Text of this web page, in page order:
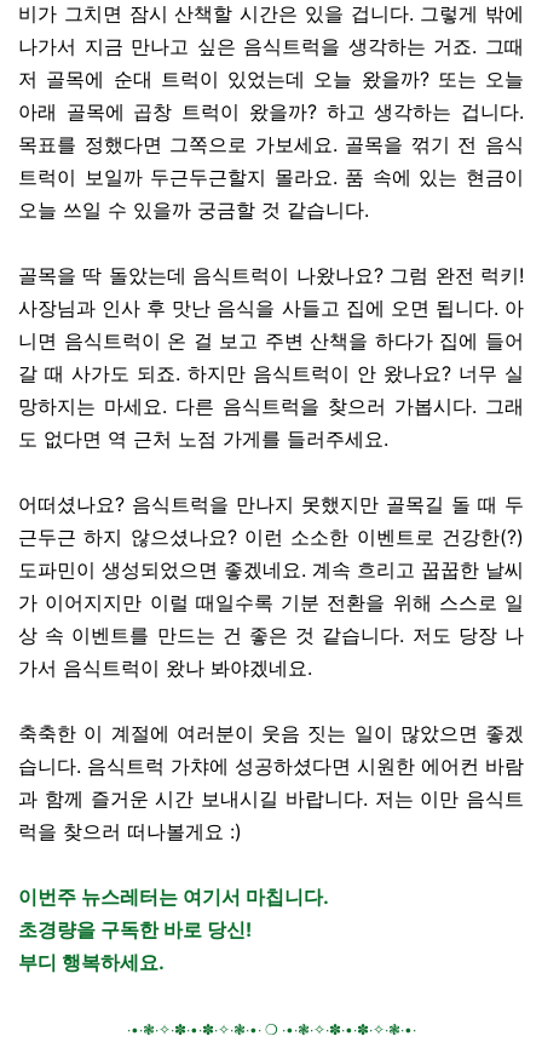
비가 그치면 잠시 산책할 시간은 있을 겁니다. 그렇게 밖에
나가서 지금 만나고 싶은 음식트럭을 생각하는 거죠. 그때
저 골목에 순대 트럭이 있었는데 오늘 왔을까? 또는 오늘
아래 골목에 곱창 트럭이 왔을까? 하고 생각하는 겁니다.
목표를 정했다면 그쪽으로 가보세요. 골목을 꺾기 전 음식
트럭이 보일까 두근두근할지 몰라요. 품 속에 있는 현금이
오늘 쓰일 수 있을까 궁금할 것 같습니다.
골목을 딱 돌았는데 음식트럭이 나왔나요? 그럼 완전 럭키!
사장님과 인사 후 맛난 음식을 사들고 집에 오면 됩니다. 아
니면 음식트럭이 온 걸 보고 주변 산책을 하다가 집에 들어
갈 때 사가도 되죠. 하지만 음식트럭이 안 왔나요? 너무 실
망하지는 마세요. 다른 음식트럭을 찾으러 가봅시다. 그래
도 없다면 역 근처 노점 가게를 들러주세요.
어떠셨나요? 음식트럭을 만나지 못했지만 골목길 돌 때 두
근두근 하지 않으셨나요? 이런 소소한 이벤트로 건강한(?)
도파민이 생성되었으면 좋겠네요. 계속 흐리고 꿉꿉한 날씨
가 이어지지만 이럴 때일수록 기분 전환을 위해 스스로 일
상 속 이벤트를 만드는 건 좋은 것 같습니다. 저도 당장 나
가서 음식트럭이 왔나 봐야겠네요.
축축한 이 계절에 여러분이 웃음 짓는 일이 많았으면 좋겠
습니다. 음식트럭 가챠에 성공하셨다면 시원한 에어컨 바람
과 함께 즐거운 시간 보내시길 바랍니다. 저는 이만 음식트
럭을 찾으러 떠나볼게요 :)
이번주 뉴스레터는 여기서 마칩니다.
초경량을 구독한 바로 당신!
부디 행복하세요.
∙•∙❃∙✧∙✽∙•∙✽∙✧∙❃∙•∙ ❍ ∙•∙❃∙✧∙✽∙•∙✽∙✧∙❃∙•∙